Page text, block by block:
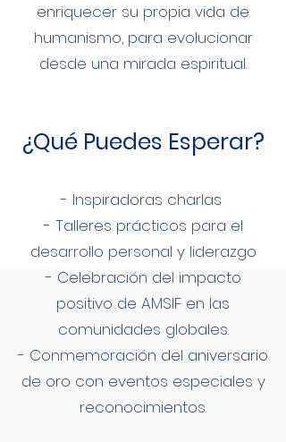
enriquecer su propia vida de
humanismo, para evolucionar
desde una mirada espiritual.
¿Qué Puedes Esperar?
- Inspiradoras charlas
- Talleres prácticos para el
desarrollo personal y liderazgo
- Celebración del impacto
positivo de AMSIF en las
comunidades globales.
- Conmemoración del aniversario
de oro con eventos especiales y
reconocimientos.